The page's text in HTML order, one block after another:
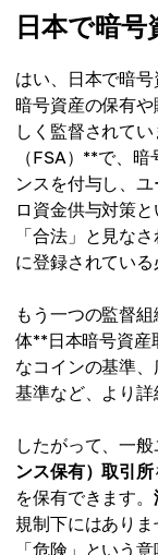
日本で暗号
はい、日本で暗
暗号資産の保有
しく監督されて
（FSA）**で、
ンスを付与し、
ロ資金供与対策
「合法」と見な
に登録されている
もう一つの監督
体**日本暗号資産
なコインの基準
基準など、より詳
したがって、一
ンス保有）取引所
を保有できます。
規制下にはあり
「危険」という